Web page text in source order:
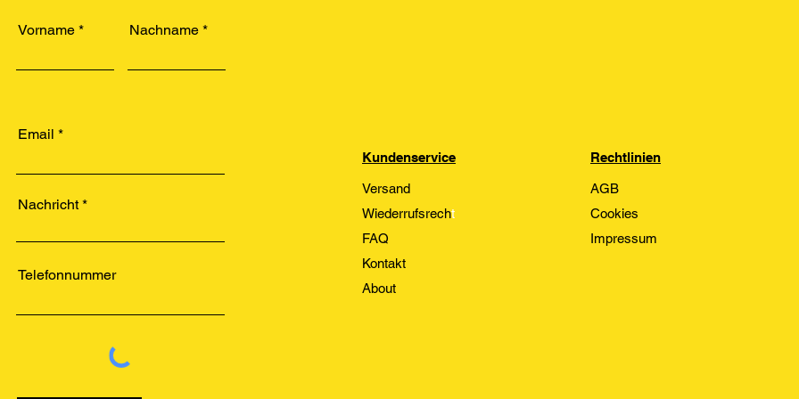
Vorname Nachname
Email
Nachricht
Telefonnummer
Kundenservice
Versand
Wiederrufsrecht
FAQ
Kontakt
About
Rechtlinien
AGB
Cookies
Impressum